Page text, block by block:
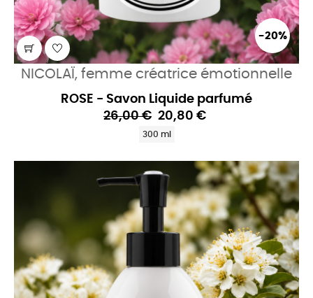
-20%
NICOLAÏ, femme créatrice émotionnelle
ROSE - Savon Liquide parfumé
26,00 € 20,80 €
300 ml